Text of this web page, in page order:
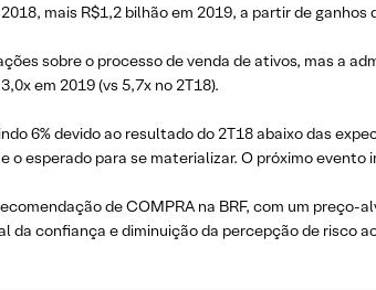
mais R$1,2 bilhão em 2019, a partir de ganhos
sobre o processo de venda de ativos, mas a
em 2019 (vs 5,7x no 2T18).
6% devido ao resultado do 2T18 abaixo das
o esperado para se materializar. O próximo
de COMPRA na BRF, com um preço-
da confiança e diminuição da percepção de risco